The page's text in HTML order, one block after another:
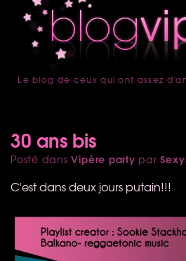
accueil
Le blog de ceux qui ont assez
30 ans bis
Posté dansVipère party par
C'est dans deux jours putain!!!